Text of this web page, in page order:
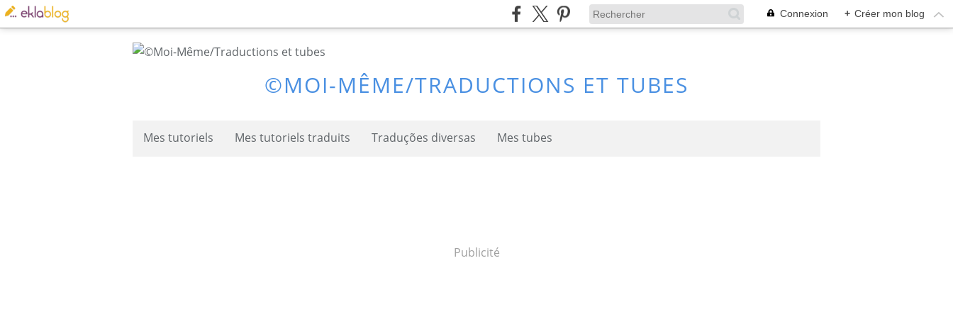
Connexion + Créer mon blog
©MOI-MÊME/TRADUCTIONS ET TUBES
Mes tutoriels Mes tutoriels traduits Traduções diversas Mes tubes
Publicité